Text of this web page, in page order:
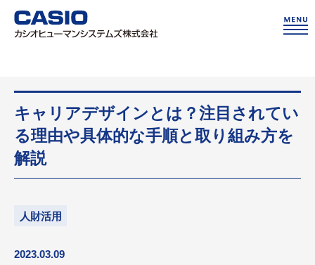
キャリアデザインとは？注目されてい
る理由や具体的な手順と取り組み方を
解説
人財活用
2023.03.09